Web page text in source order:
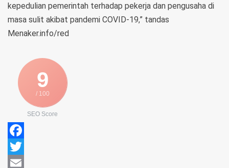
kepedulian pemerintah terhadap pekerja dan pengusaha di
masa sulit akibat pandemi COVID-19,” tandas
Menaker.info/red
9
/ 100
SEO Score
Facebook
Twitter